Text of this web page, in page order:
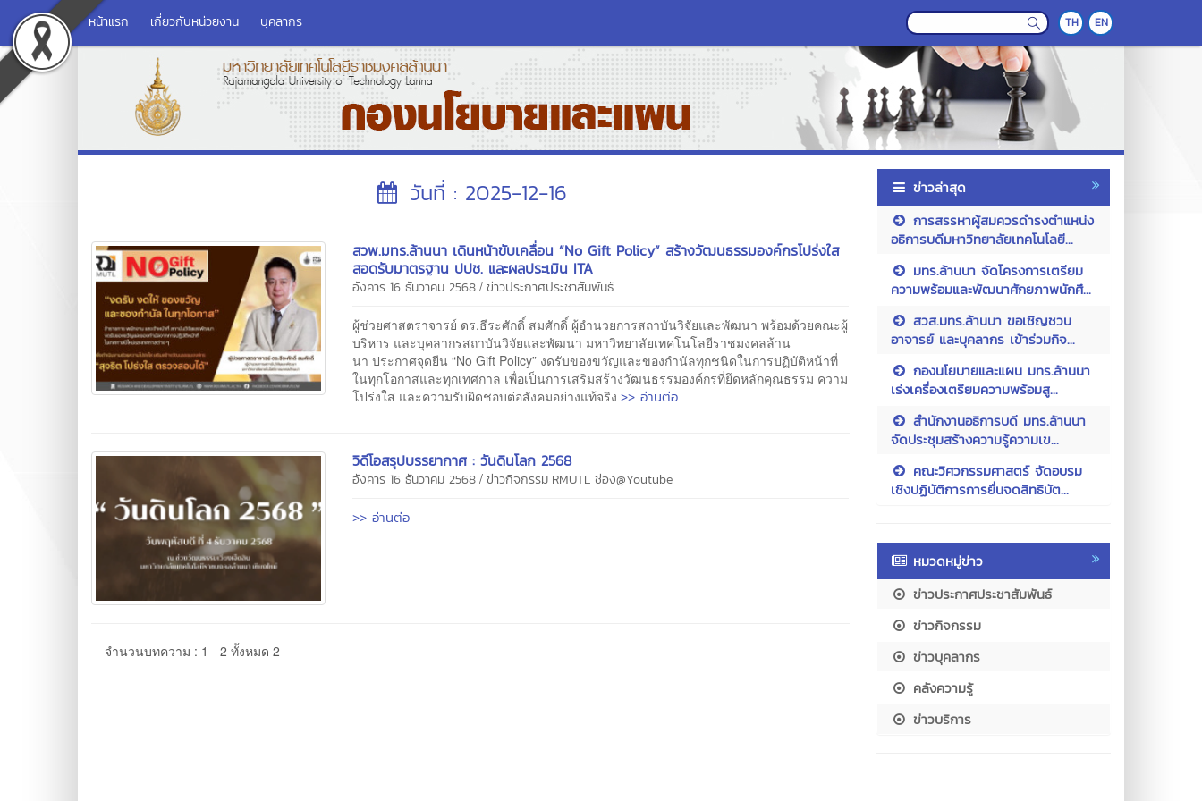
หน้าแรก เกี่ยวกับหน่วยงาน บุคลากร TH EN
วันที่ : 2025-12-16
สวพ.มทร.ล้านนา เดินหน้าขับเคลื่อน “No Gift Policy” สร้างวัฒนธรรมองค์กรโปร่งใส
สอดรับมาตรฐาน ปปช. และผลประเมิน ITA
อังคาร 16 ธันวาคม 2568 /ข่าวประกาศประชาสัมพันธ์
ผู้ช่วยศาสตราจารย์ ดร.ธีระศักดิ์ สมศักดิ์ ผู้อำนวยการสถาบันวิจัยและพัฒนา พร้อมด้วยคณะผู้
บริหาร และบุคลากรสถาบันวิจัยและพัฒนา มหาวิทยาลัยเทคโนโลยีราชมงคลล้าน
นา ประกาศจุดยืน “No Gift Policy” งดรับของขวัญและของกำนัลทุกชนิดในการปฏิบัติหน้าที่
ในทุกโอกาสและทุกเทศกาล เพื่อเป็นการเสริมสร้างวัฒนธรรมองค์กรที่ยึดหลักคุณธรรม ความ
โปร่งใส และความรับผิดชอบต่อสังคมอย่างแท้จริง>> อ่านต่อ
วิดีโอสรุปบรรยากาศ : วันดินโลก 2568
อังคาร 16 ธันวาคม 2568 /ข่าวกิจกรรม RMUTL ช่อง@Youtube
>> อ่านต่อ
จำนวนบทความ : 1 - 2 ทั้งหมด 2
ข่าวล่าสุด
การสรรหาผู้สมควรดำรงตำแหน่ง
อธิการบดีมหาวิทยาลัยเทคโนโลยี...
มทร.ล้านนา จัดโครงการเตรียม
ความพร้อมและพัฒนาศักยภาพนักศึ...
สวส.มทร.ล้านนา ขอเชิญชวน
อาจารย์ และบุคลากร เข้าร่วมกิจ...
กองนโยบายและแผน มทร.ล้านนา
เร่งเครื่องเตรียมความพร้อมสู...
สำนักงานอธิการบดี มทร.ล้านนา
จัดประชุมสร้างความรู้ความเข...
คณะวิศวกรรมศาสตร์ จัดอบรม
เชิงปฏิบัติการการยื่นจดสิทธิบัต...
หมวดหมู่ข่าว
ข่าวประกาศประชาสัมพันธ์
ข่าวกิจกรรม
ข่าวบุคลากร
คลังความรู้
ข่าวบริการ